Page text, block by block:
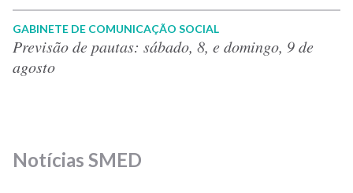
GABINETE DE COMUNICAÇÃO SOCIAL
Previsão de pautas: sábado, 8, e domingo, 9 de
agosto
Notícias SMED